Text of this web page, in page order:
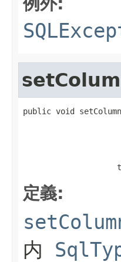
public void
定義:
内